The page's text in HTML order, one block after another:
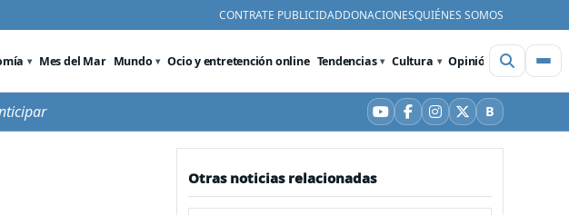
CONTRATE PUBLICIDADDONACIONESQUIÉNES SOMOS
Mes del Mar Mundo Ocio y entretención online Tendencias Cultura Opinión Videos
YouTube
Facebook
Instagram
X BBluesky
Otras noticias relacionadas